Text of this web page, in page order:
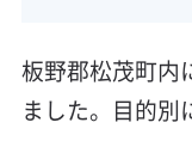
板野郡松茂町内
ました。目的別